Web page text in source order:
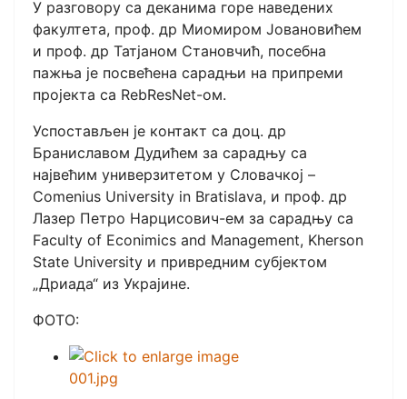
У разговору са деканима горе наведених
факултета, проф. др Миомиром Јовановићем
и проф. др Татјаном Становчић, посебна
пажња је посвећена сарадњи на припреми
пројекта са RebResNet-ом.
Успостављен је контакт са доц. др
Браниславом Дудићем за сарадњу са
највећим универзитетом у Словачкој –
Comenius University in Bratislava, и проф. др
Лазер Петро Нарцисович-ем за сарадњу са
Faculty of Econimics and Management, Kherson
State University и привредним субјектом
„Дриада“ из Украјине.
ФОТО: